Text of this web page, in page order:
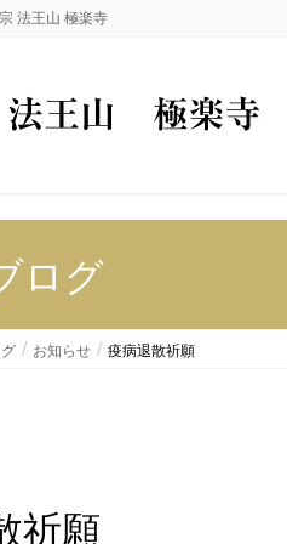
法王山 極楽寺
ログ
お知らせ 疫病退散祈願
祈願